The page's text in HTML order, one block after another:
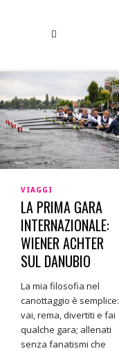
VIAGGI
LA PRIMA GARA
INTERNAZIONALE:
WIENER ACHTER
SUL DANUBIO
La mia filosofia nel
canottaggio è semplice:
vai, rema, divertiti e fai
qualche gara; allenati
senza fanatismi che